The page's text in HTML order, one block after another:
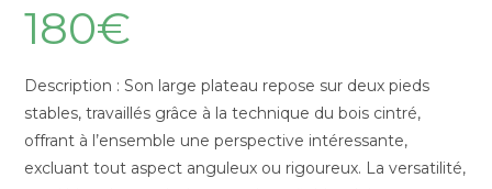
180€
Description : Son large plateau repose sur deux pieds
stables, travaillés grâce à la technique du bois cintré,
offrant à l’ensemble une perspective intéressante,
excluant tout aspect anguleux ou rigoureux. La versatilité,